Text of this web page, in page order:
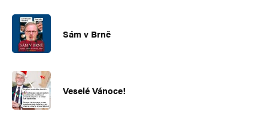
Sám v Brně
Veselé Vánoce!